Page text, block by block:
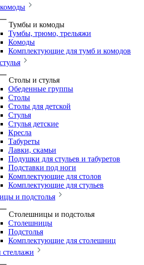
Тумбы и комоды
Тумбы, трюмо, трельяжи
Комоды
Комплектующие для тумб и комодов
Столы и стулья
Обеденные группы
Столы
Столы для детской
Стулья
Стулья детские
Кресла
Табуреты
Лавки, скамьи
Подушки для стульев и табуретов
Подставки под ноги
Комплектующие для столов
Комплектующие для стульев
и подстолья
Столешницы и подстолья
Столешницы
Подстолья
Комплектующие для столешниц